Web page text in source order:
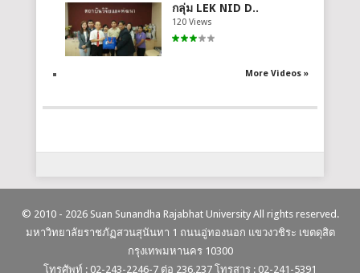
กลุ่ม LEK NID D..
120 Views
More Videos »
© 2010 - 2026 Suan Sunandha Rajabhat University All rights reserved.
มหาวิทยาลัยราชภัฏสวนสุนันทา 1 ถนนอู่ทองนอก แขวงวชิระ เขตดุสิต
กรุงเทพมหานคร 10300
โทรศัพท์ : 02-243-2246-7 ต่อ 236,237 โทรสาร : 02-241-5391